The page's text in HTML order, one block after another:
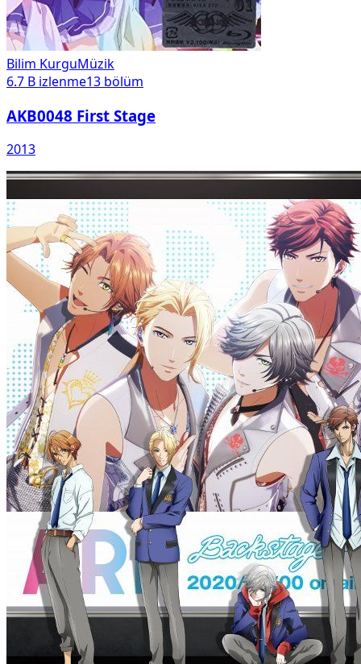
Bilim KurguMüzik
6.7 B izlenme13 bölüm
AKB0048 First Stage
2013